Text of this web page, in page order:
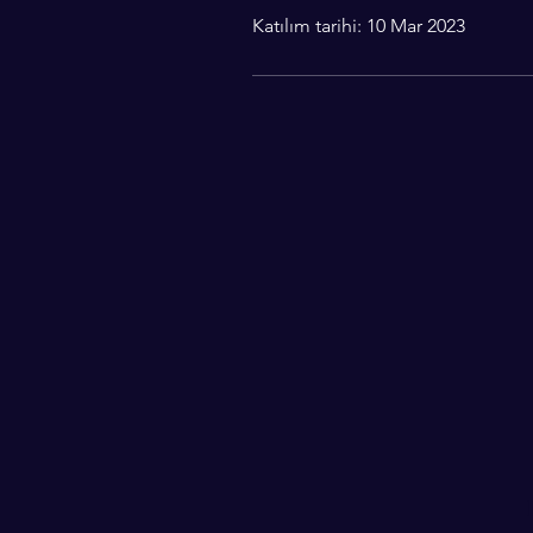
Katılım tarihi: 10 Mar 2023